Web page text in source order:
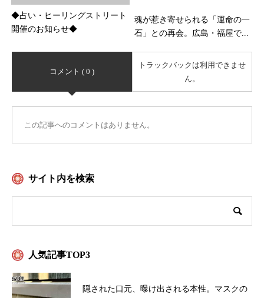
◆占い・ヒーリングストリート
開催のお知らせ◆
魂が惹き寄せられる「運命の一
石」との再会。広島・福屋で...
コメント ( 0 )
トラックバックは利用できませ
ん。
この記事へのコメントはありません。
サイト内を検索
人気記事TOP3
隠された口元、曝け出される本性。マスクの